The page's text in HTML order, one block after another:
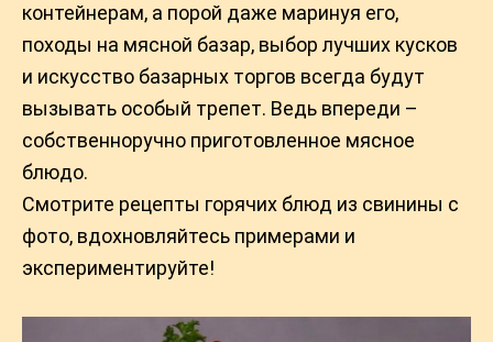
контейнерам, а порой даже маринуя его,
походы на мясной базар, выбор лучших кусков
и искусство базарных торгов всегда будут
вызывать особый трепет. Ведь впереди –
собственноручно приготовленное мясное
блюдо.
Смотрите рецепты горячих блюд из свинины с
фото, вдохновляйтесь примерами и
экспериментируйте!